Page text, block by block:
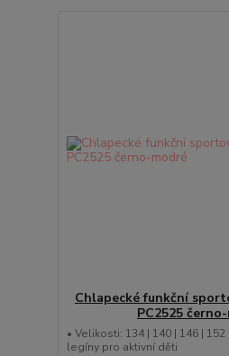
Chlapecké funkční
PC2525
• Velikosti: 134 | 140 | 146 | 152
legíny pro aktivní děti